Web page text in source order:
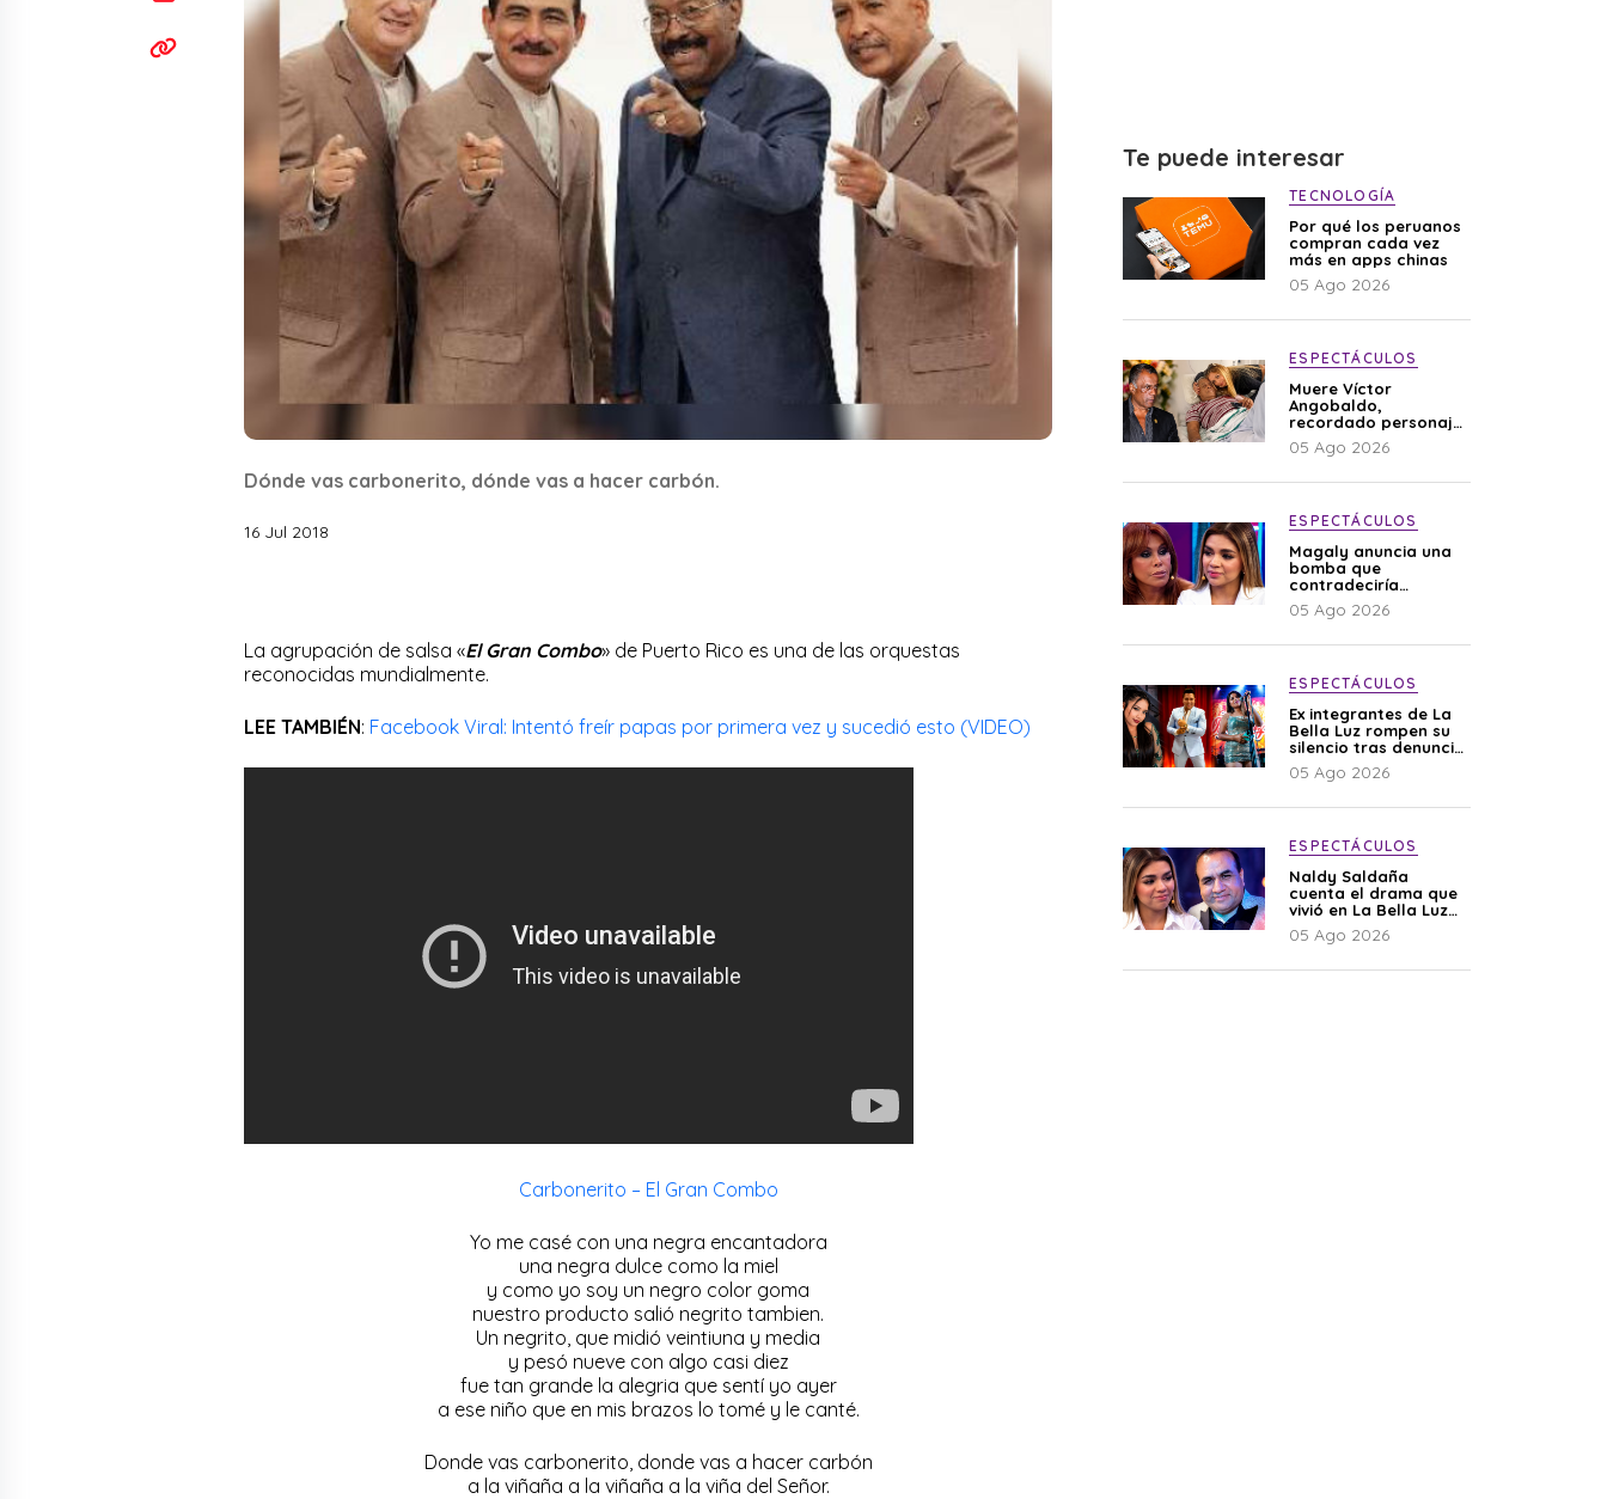
Dónde vas carbonerito, dónde vas a hacer carbón.
16 Jul 2018
La agrupación de salsa «El Gran Combo» de Puerto Rico es una de las orquestas
reconocidas mundialmente.
LEE TAMBIÉN: Facebook Viral: Intentó freír papas por primera vez y sucedió esto (VIDEO)
Carbonerito – El Gran Combo
Yo me casé con una negra encantadora
una negra dulce como la miel
y como yo soy un negro color goma
nuestro producto salió negrito tambien.
Un negrito, que midió veintiuna y media
y pesó nueve con algo casi diez
fue tan grande la alegria que sentí yo ayer
a ese niño que en mis brazos lo tomé y le canté.
Donde vas carbonerito, donde vas a hacer carbón
a la viñaña a la viñaña a la viña del Señor.
Te puede interesar
TECNOLOGÍA
Por qué los peruanos
compran cada vez
más en apps chinas
05 Ago 2026
ESPECTÁCULOS
Muere Víctor
Angobaldo,
recordado personaje
de la farándula y
expareja de Shirley
05 Ago 2026
ESPECTÁCULOS
Magaly anuncia una
bomba que
contradeciría
comunicado de La
Bella Luz: “Hay un
05 Ago 2026
ESPECTÁCULOS
Ex integrantes de La
Bella Luz rompen su
silencio tras denuncia
de Naldy: “Todo el
mundo lo sabía”
05 Ago 2026
ESPECTÁCULOS
Naldy Saldaña
cuenta el drama que
vivió en La Bella Luz
tras denuncia al
director musical: “No
05 Ago 2026